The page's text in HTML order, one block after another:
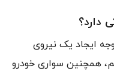
دارد؟
ایجاد یک نیروی
همچنین سواری خودرو